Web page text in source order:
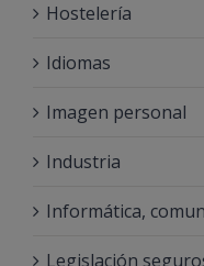
Hostelería
Idiomas
Imagen personal
Industria
Informática,
Legislación